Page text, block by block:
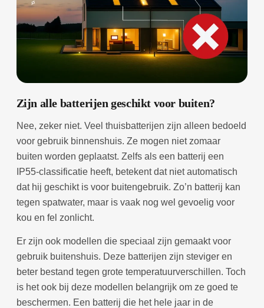
Zijn alle batterijen geschikt voor buiten?
Nee, zeker niet. Veel thuisbatterijen zijn alleen bedoeld
voor gebruik binnenshuis. Ze mogen niet zomaar
buiten worden geplaatst. Zelfs als een batterij een
IP55-classificatie heeft, betekent dat niet automatisch
dat hij geschikt is voor buitengebruik. Zo’n batterij kan
tegen spatwater, maar is vaak nog wel gevoelig voor
kou en fel zonlicht.
Er zijn ook modellen die speciaal zijn gemaakt voor
gebruik buitenshuis. Deze batterijen zijn steviger en
beter bestand tegen grote temperatuurverschillen. Toch
is het ook bij deze modellen belangrijk om ze goed te
beschermen. Een batterij die het hele jaar in de